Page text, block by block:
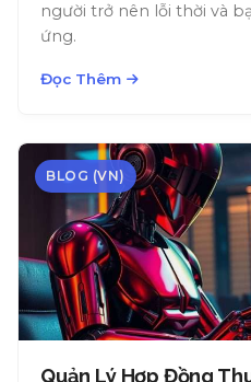
người trở nên lỗi thời và
ứng.
Đọc Thêm
BLOG (VN)
Quản Lý Hợp Đồng